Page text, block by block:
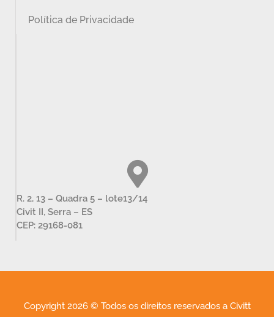
Política de Privacidade
R. 2, 13 – Quadra 5 – lote13/14
Civit II, Serra – ES
CEP: 29168-081
Copyright 2026 © Todos os direitos reservados a Civitt